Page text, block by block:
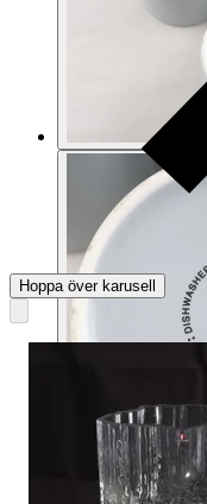
Hoppa över karusell